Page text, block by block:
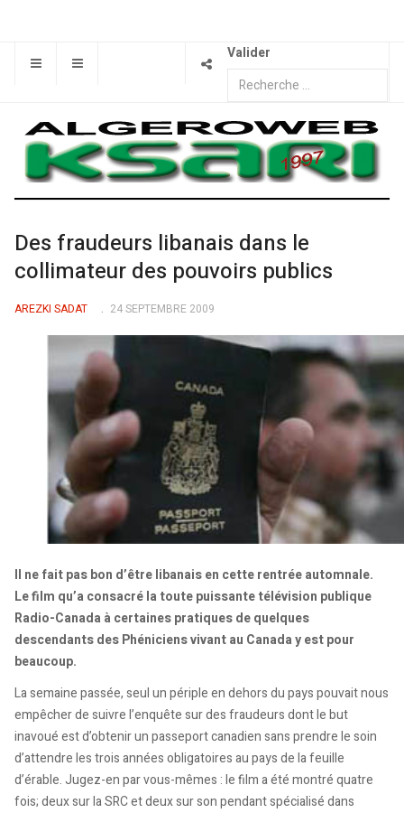
Valider
Des fraudeurs libanais dans le
collimateur des pouvoirs publics
AREZKI SADAT 24 SEPTEMBRE 2009
Il ne fait pas bon d’être libanais en cette rentrée automnale.
Le film qu’a consacré la toute puissante télévision publique
Radio-Canada à certaines pratiques de quelques
descendants des Phéniciens vivant au Canada y est pour
beaucoup.
La semaine passée, seul un périple en dehors du pays pouvait nous
empêcher de suivre l’enquête sur des fraudeurs dont le but
inavoué est d’obtenir un passeport canadien sans prendre le soin
d’attendre les trois années obligatoires au pays de la feuille
d’érable. Jugez-en par vous-mêmes : le film a été montré quatre
fois; deux sur la SRC et deux sur son pendant spécialisé dans